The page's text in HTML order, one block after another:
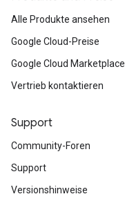
Alle Produkte ansehen
Google Cloud-Preise
Google Cloud Marketplace
Vertrieb kontaktieren
Support
Community-Foren
Support
Versionshinweise